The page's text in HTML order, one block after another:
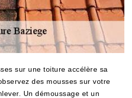
sur une toiture accélère sa
des mousses sur votre
Un démoussage et un